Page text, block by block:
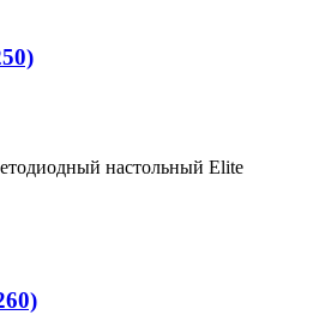
настольный Elite